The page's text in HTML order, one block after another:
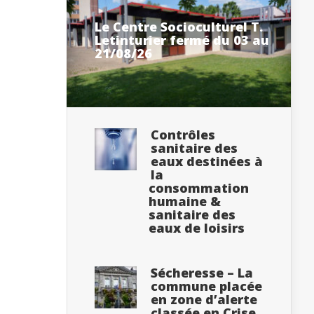
Le Centre Socioculturel T.
Letinturier fermé du 03 au
21/08/26
Contrôles
sanitaire des
eaux destinées à
la
consommation
humaine &
sanitaire des
eaux de loisirs
Sécheresse – La
commune placée
en zone d’alerte